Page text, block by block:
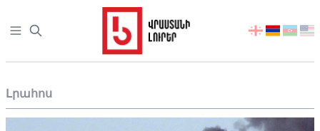
Open sidebar
აირჩიეთ
Լրահոս